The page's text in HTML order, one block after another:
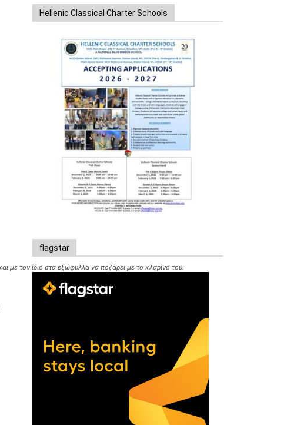
με τον ίδιο στα εξώφυλλα να ποζάρει με το κλαρίνο του.
Hellenic Classical Charter Schools
flagstar